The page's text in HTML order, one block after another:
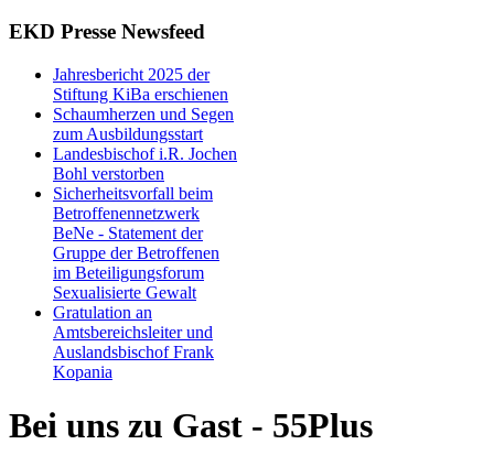
EKD Presse Newsfeed
Jahresbericht 2025 der
Stiftung KiBa erschienen
Schaumherzen und Segen
zum Ausbildungsstart
Landesbischof i.R. Jochen
Bohl verstorben
Sicherheitsvorfall beim
Betroffenennetzwerk
BeNe - Statement der
Gruppe der Betroffenen
im Beteiligungsforum
Sexualisierte Gewalt
Gratulation an
Amtsbereichsleiter und
Auslandsbischof Frank
Kopania
Bei uns zu Gast - 55Plus